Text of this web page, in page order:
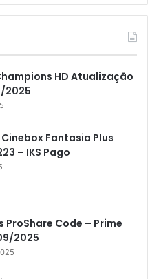
HD Atualização
2025
Fantasia Plus
– IKS Pago
Code – Prime
2025